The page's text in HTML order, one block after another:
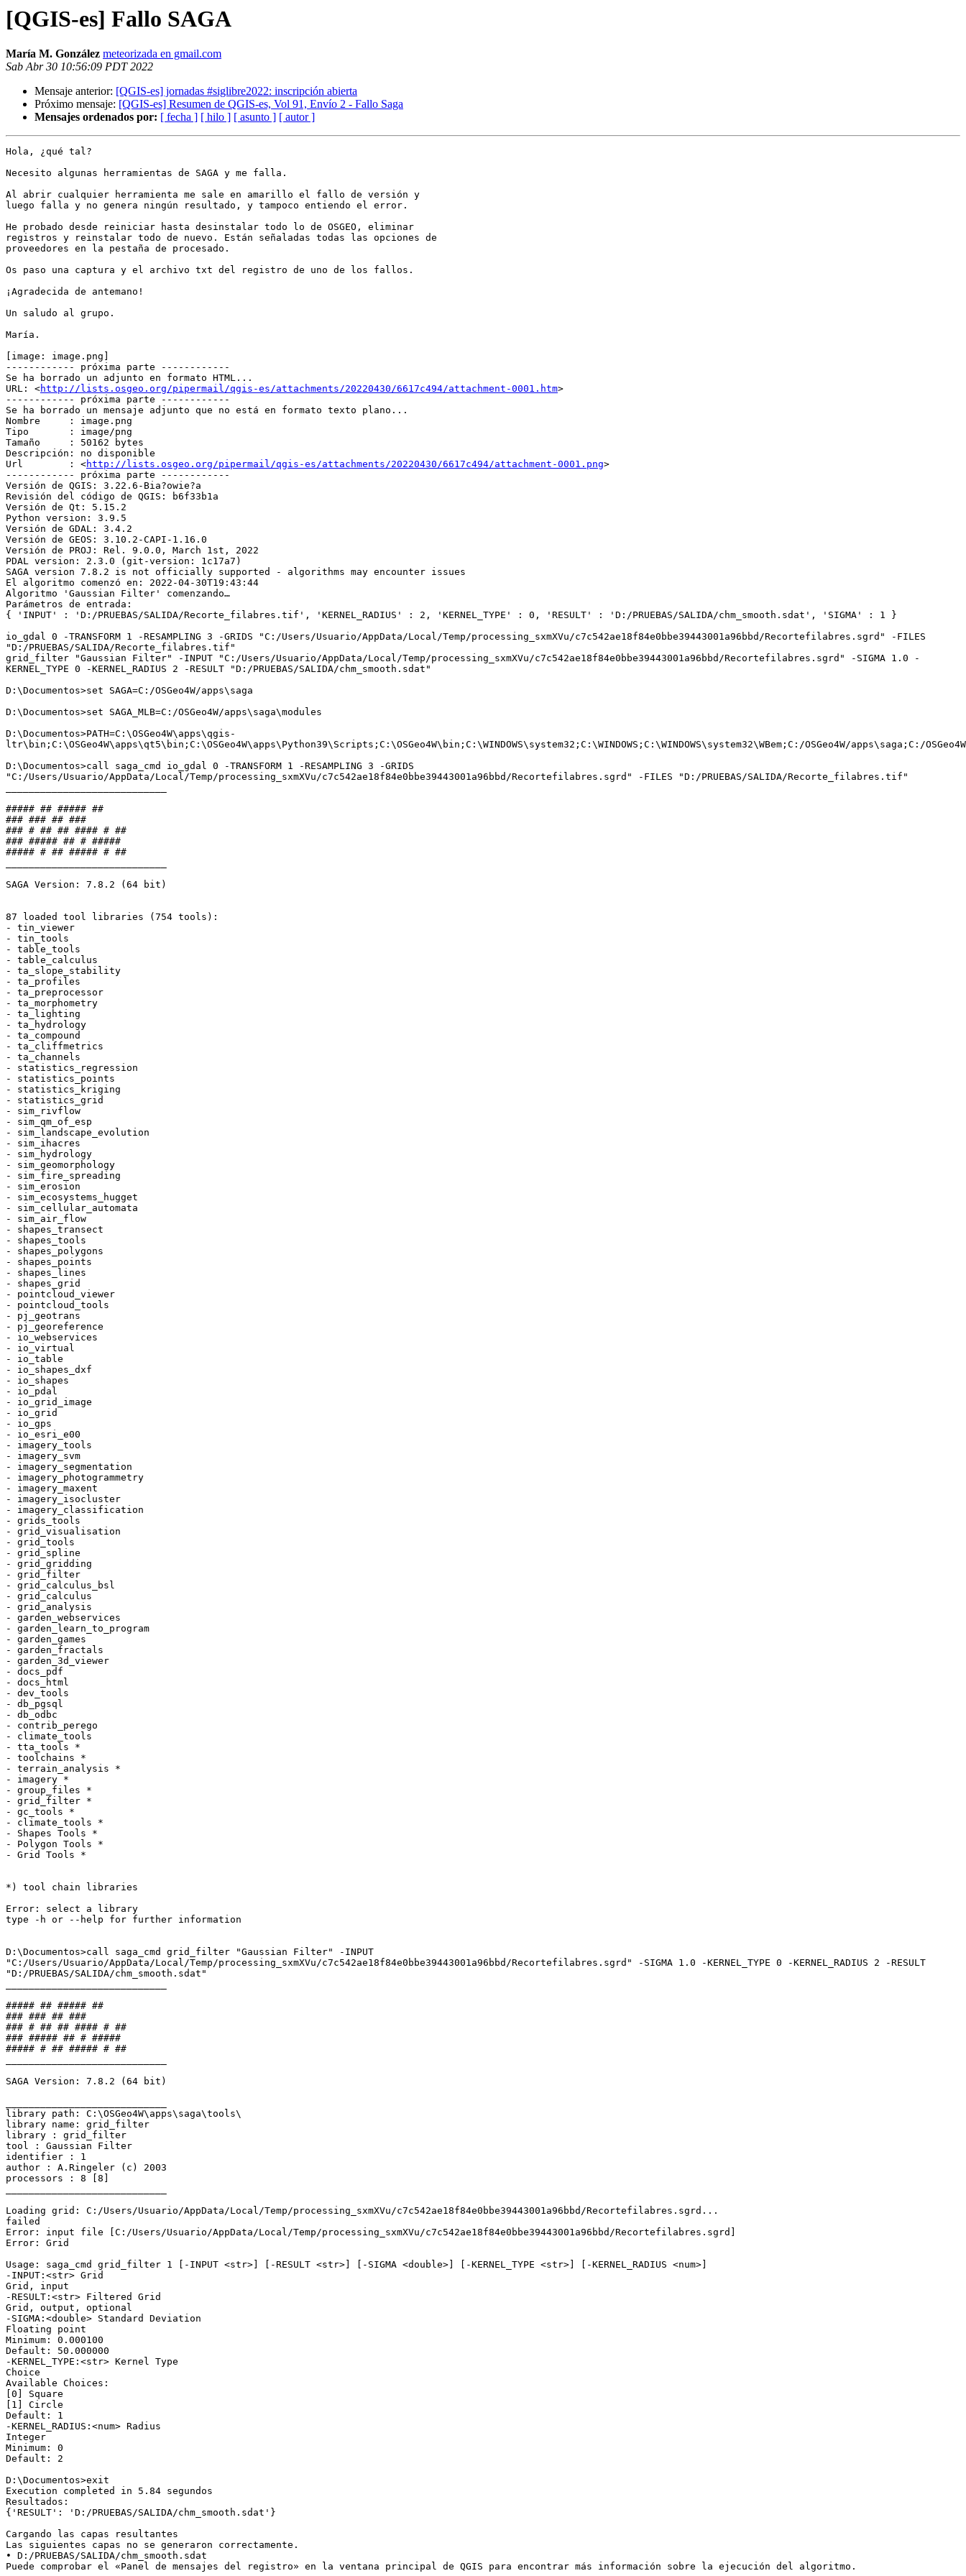
[QGIS-es] Fallo SAGA
María M. González meteorizada en gmail.com
Sab Abr 30 10:56:09 PDT 2022
Mensaje anterior: [QGIS-es] jornadas #siglibre2022: inscripción abierta
Próximo mensaje: [QGIS-es] Resumen de QGIS-es, Vol 91, Envío 2 - Fallo Saga
Mensajes ordenados por: [ fecha ] [ hilo ] [ asunto ] [ autor ]
Hola, ¿qué tal?
Necesito algunas herramientas de SAGA y me falla.
Al abrir cualquier herramienta me sale en amarillo el fallo de versión y
luego falla y no genera ningún resultado, y tampoco entiendo el error.
He probado desde reiniciar hasta desinstalar todo lo de OSGEO, eliminar
registros y reinstalar todo de nuevo. Están señaladas todas las opciones de
proveedores en la pestaña de procesado.
Os paso una captura y el archivo txt del registro de uno de los fallos.
¡Agradecida de antemano!
Un saludo al grupo.
María.
[image: image.png]
------------ próxima parte ------------
Se ha borrado un adjunto en formato HTML...
URL: <http://lists.osgeo.org/pipermail/qgis-es/attachments/20220430/6617c494/attachment-0001.htm>
------------ próxima parte ------------
Se ha borrado un mensaje adjunto que no está en formato texto plano...
Nombre     : image.png
Tipo       : image/png
Tamaño     : 50162 bytes
Descripción: no disponible
Url        : <http://lists.osgeo.org/pipermail/qgis-es/attachments/20220430/6617c494/attachment-0001.png>
------------ próxima parte ------------
Versión de QGIS: 3.22.6-Bia?owie?a
Revisión del código de QGIS: b6f33b1a
Versión de Qt: 5.15.2
Python version: 3.9.5
Versión de GDAL: 3.4.2
Versión de GEOS: 3.10.2-CAPI-1.16.0
Versión de PROJ: Rel. 9.0.0, March 1st, 2022
PDAL version: 2.3.0 (git-version: 1c17a7)
SAGA version 7.8.2 is not officially supported - algorithms may encounter issues
El algoritmo comenzó en: 2022-04-30T19:43:44
Algoritmo 'Gaussian Filter' comenzando…
Parámetros de entrada:
{ 'INPUT' : 'D:/PRUEBAS/SALIDA/Recorte_filabres.tif', 'KERNEL_RADIUS' : 2, 'KERNEL_TYPE' : 0, 'RESULT' : 'D:/PRUEBAS/SALIDA/chm_smooth.sdat', 'SIGMA' : 1 }
io_gdal 0 -TRANSFORM 1 -RESAMPLING 3 -GRIDS "C:/Users/Usuario/AppData/Local/Temp/processing_sxmXVu/c7c542ae18f84e0bbe39443001a96bbd/Recortefilabres.sgrd" -FILES
"D:/PRUEBAS/SALIDA/Recorte_filabres.tif"
grid_filter "Gaussian Filter" -INPUT "C:/Users/Usuario/AppData/Local/Temp/processing_sxmXVu/c7c542ae18f84e0bbe39443001a96bbd/Recortefilabres.sgrd" -SIGMA 1.0 -
KERNEL_TYPE 0 -KERNEL_RADIUS 2 -RESULT "D:/PRUEBAS/SALIDA/chm_smooth.sdat"
D:\Documentos>set SAGA=C:/OSGeo4W/apps\saga
D:\Documentos>set SAGA_MLB=C:/OSGeo4W/apps\saga\modules
D:\Documentos>PATH=C:\OSGeo4W\apps\qgis-
ltr\bin;C:\OSGeo4W\apps\qt5\bin;C:\OSGeo4W\apps\Python39\Scripts;C:\OSGeo4W\bin;C:\WINDOWS\system32;C:\WINDOWS;C:\WINDOWS\system32\WBem;C:/OSGeo4W/apps\saga;C:/
D:\Documentos>call saga_cmd io_gdal 0 -TRANSFORM 1 -RESAMPLING 3 -GRIDS
"C:/Users/Usuario/AppData/Local/Temp/processing_sxmXVu/c7c542ae18f84e0bbe39443001a96bbd/Recortefilabres.sgrd" -FILES "D:/PRUEBAS/SALIDA/Recorte_filabres.tif"
##### ## ##### ##
### ### ## ###
### # ## ## #### # ##
### ##### ## # #####
##### # ## ##### # ##
SAGA Version: 7.8.2 (64 bit)
87 loaded tool libraries (754 tools):
- tin_viewer
- tin_tools
- table_tools
- table_calculus
- ta_slope_stability
- ta_profiles
- ta_preprocessor
- ta_morphometry
- ta_lighting
- ta_hydrology
- ta_compound
- ta_cliffmetrics
- ta_channels
- statistics_regression
- statistics_points
- statistics_kriging
- statistics_grid
- sim_rivflow
- sim_qm_of_esp
- sim_landscape_evolution
- sim_ihacres
- sim_hydrology
- sim_geomorphology
- sim_fire_spreading
- sim_erosion
- sim_ecosystems_hugget
- sim_cellular_automata
- sim_air_flow
- shapes_transect
- shapes_tools
- shapes_polygons
- shapes_points
- shapes_lines
- shapes_grid
- pointcloud_viewer
- pointcloud_tools
- pj_geotrans
- pj_georeference
- io_webservices
- io_virtual
- io_table
- io_shapes_dxf
- io_shapes
- io_pdal
- io_grid_image
- io_grid
- io_gps
- io_esri_e00
- imagery_tools
- imagery_svm
- imagery_segmentation
- imagery_photogrammetry
- imagery_maxent
- imagery_isocluster
- imagery_classification
- grids_tools
- grid_visualisation
- grid_tools
- grid_spline
- grid_gridding
- grid_filter
- grid_calculus_bsl
- grid_calculus
- grid_analysis
- garden_webservices
- garden_learn_to_program
- garden_games
- garden_fractals
- garden_3d_viewer
- docs_pdf
- docs_html
- dev_tools
- db_pgsql
- db_odbc
- contrib_perego
- climate_tools
- tta_tools *
- toolchains *
- terrain_analysis *
- imagery *
- group_files *
- grid_filter *
- gc_tools *
- climate_tools *
- Shapes Tools *
- Polygon Tools *
- Grid Tools *
*) tool chain libraries
Error: select a library
type -h or --help for further information
D:\Documentos>call saga_cmd grid_filter "Gaussian Filter" -INPUT
"C:/Users/Usuario/AppData/Local/Temp/processing_sxmXVu/c7c542ae18f84e0bbe39443001a96bbd/Recortefilabres.sgrd" -SIGMA 1.0 -KERNEL_TYPE 0 -KERNEL_RADIUS 2 -RESULT
"D:/PRUEBAS/SALIDA/chm_smooth.sdat"
##### ## ##### ##
### ### ## ###
### # ## ## #### # ##
### ##### ## # #####
##### # ## ##### # ##
SAGA Version: 7.8.2 (64 bit)
library path: C:\OSGeo4W\apps\saga\tools\
library name: grid_filter
library : grid_filter
tool : Gaussian Filter
identifier : 1
author : A.Ringeler (c) 2003
processors : 8 [8]
Loading grid: C:/Users/Usuario/AppData/Local/Temp/processing_sxmXVu/c7c542ae18f84e0bbe39443001a96bbd/Recortefilabres.sgrd...
failed
Error: input file [C:/Users/Usuario/AppData/Local/Temp/processing_sxmXVu/c7c542ae18f84e0bbe39443001a96bbd/Recortefilabres.sgrd]
Error: Grid
Usage: saga_cmd grid_filter 1 [-INPUT <str>] [-RESULT <str>] [-SIGMA <double>] [-KERNEL_TYPE <str>] [-KERNEL_RADIUS <num>]
-INPUT:<str> Grid
Grid, input
-RESULT:<str> Filtered Grid
Grid, output, optional
-SIGMA:<double> Standard Deviation
Floating point
Minimum: 0.000100
Default: 50.000000
-KERNEL_TYPE:<str> Kernel Type
Choice
Available Choices:
[0] Square
[1] Circle
Default: 1
-KERNEL_RADIUS:<num> Radius
Integer
Minimum: 0
Default: 2
D:\Documentos>exit
Execution completed in 5.84 segundos
Resultados:
{'RESULT': 'D:/PRUEBAS/SALIDA/chm_smooth.sdat'}
Cargando las capas resultantes
Las siguientes capas no se generaron correctamente.
• D:/PRUEBAS/SALIDA/chm_smooth.sdat